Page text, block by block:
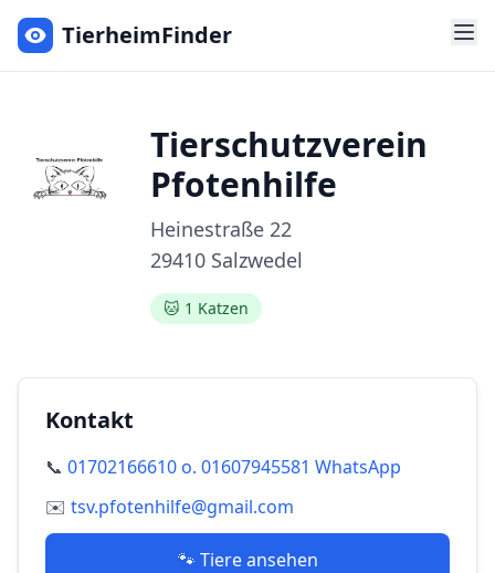
TierheimFinder
Tierschutzverein
Pfotenhilfe
Heinestraße 22
29410 Salzwedel
🐱 1 Katzen
Kontakt
📞 01702166610 o. 01607945581 WhatsApp
✉️ tsv.pfotenhilfe@gmail.com
🐾 Tiere ansehen